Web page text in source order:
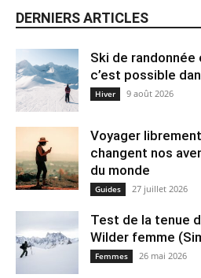
DERNIERS ARTICLES
Ski de
c’est possible
Hiver 9 août 2026
Voyager
changent nos
du monde
Guides 27 juillet 2026
Test de la tenue
Wilder femme
Femmes 26 mai 2026